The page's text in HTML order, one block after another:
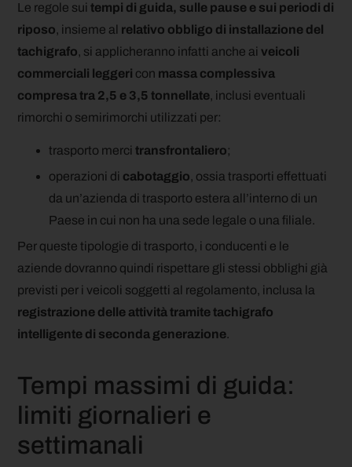
Le regole suitempi di guida, sulle pause e sui periodi di
riposo, insieme al relativo obbligo di installazione del
tachigrafo, si applicheranno infatti anche aiveicoli
commerciali leggeri con massa complessiva
compresa tra 2,5 e 3,5 tonnellate, inclusi eventuali
rimorchi o semirimorchi utilizzati per:
trasporto mercitransfrontaliero;
operazioni di cabotaggio, ossia trasporti effettuati
da un’azienda di trasporto estera all’interno di un
Paese in cui non ha una sede legale o una filiale.
Per queste tipologie di trasporto, i conducenti e le
aziende dovranno quindi rispettare gli stessi obblighi già
previsti per i veicoli soggetti al regolamento, inclusa la
registrazione delle attività tramite tachigrafo
intelligente di seconda generazione.
Tempi massimi di guida:
limiti giornalieri e
settimanali